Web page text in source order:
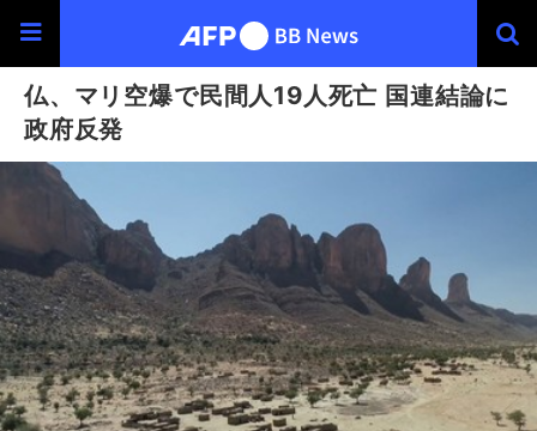
仏、マリ空爆で民間人19人死亡 国連結論に
政府反発